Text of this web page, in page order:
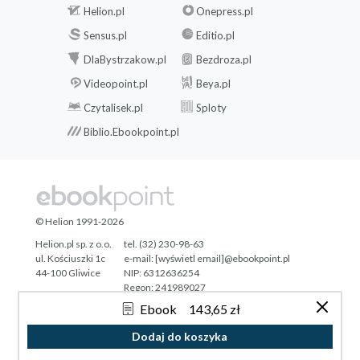
See Also
2.6 Using C Character Strings
Solution
Discussion
See Also
2.7 Splitting Comma-Separated Text
2.8 Converting a Number to a String
Problem
Solution
2.9 Converting a String to a Number
Problem
Ebook 143,65 zł
Dodaj do koszyka
Helion.pl
Onepress.pl
Sensus.pl
Editio.pl
DlaBystrzakow.pl
Bezdroza.pl
Videopoint.pl
Beya.pl
Czytalisek.pl
Sploty
Biblio.Ebookpoint.pl
Tonik.pl
© Helion 1991-2026
Helion.pl sp. z o.o.
ul. Kościuszki 1c
44-100 Gliwice
tel. (32) 230-98-63
e-mail:[wyświetl email]@ebookpoint.pl
NIP: 6312636254
Regon: 241989027